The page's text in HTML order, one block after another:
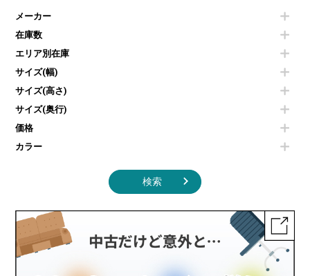
その他OA機器
コートハンガー・ポールハンガー
傘立て
食器棚・キッチンキャビネット
カタログスタンド
オフィスアクセサリーその他
カウンターテーブル
センターテーブル・サイドテーブル
ベンチ・スツール
ソファ
シェルフ
ダストボックス（ゴミ箱）
インテリア家具その他
冷蔵庫・洗濯機
空気清浄機・加湿器
液晶テレビ・モニター類
エアコン
掃除機
季節家電
メーカー
在庫数
エリア別在庫
サイズ(幅)
サイズ(高さ)
サイズ(奥行)
価格
カラー
検索